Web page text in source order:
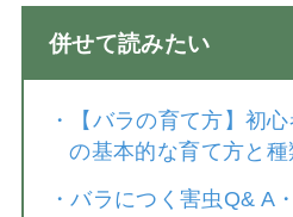
併せて読みたい
・
【バラの育て方】初
の基本的な育て方と
・バラにつく害虫Q& A